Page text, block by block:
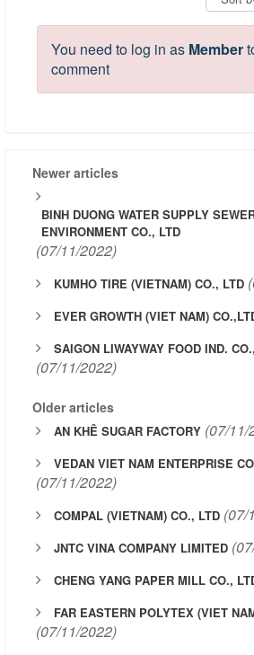
You need to log in as Member
comment
Newer articles
BINH DUONG WATER SUPPLY
ENVIRONMENT CO., LTD
(07/11/2022)
KUMHO TIRE (VIETNAM) CO., LTD
EVER GROWTH (VIET NAM)
SAIGON LIWAYWAY FOOD IND.
(07/11/2022)
Older articles
AN KHÊ SUGAR FACTORY (07/11/
VEDAN VIET NAM ENTERPRISE
(07/11/2022)
COMPAL (VIETNAM) CO., LTD (07/
JNTC VINA COMPANY LIMITED
CHENG YANG PAPER MILL CO.,
FAR EASTERN POLYTEX (VIET
(07/11/2022)